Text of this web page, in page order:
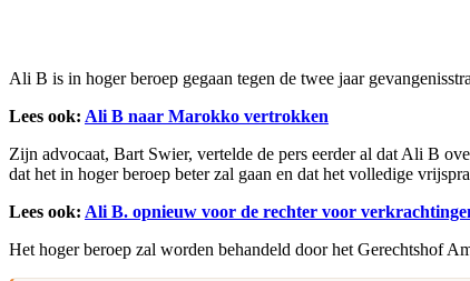
Ali B is in hoger beroep gegaan tegen de twee jaar
Lees ook: Ali B naar Marokko vertrokken
Zijn advocaat, Bart Swier, vertelde de pers eerder al dat Ali B
dat het in hoger beroep beter zal gaan en dat het volledige
Lees ook: Ali B. opnieuw voor de rechter voor
Het hoger beroep zal worden behandeld door het Gerechtshof